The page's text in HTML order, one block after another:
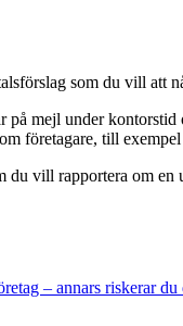
som du vill att
på mejl under
företagare, till
du vill rapportera om
– annars riskerar